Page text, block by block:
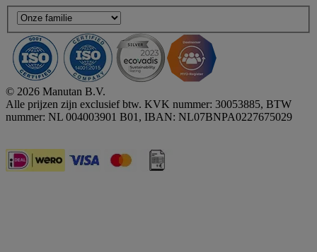
© 2026 Manutan B.V.
Alle prijzen zijn exclusief btw. KVK nummer: 30053885, BTW
nummer: NL 004003901 B01, IBAN: NL07BNPA0227675029